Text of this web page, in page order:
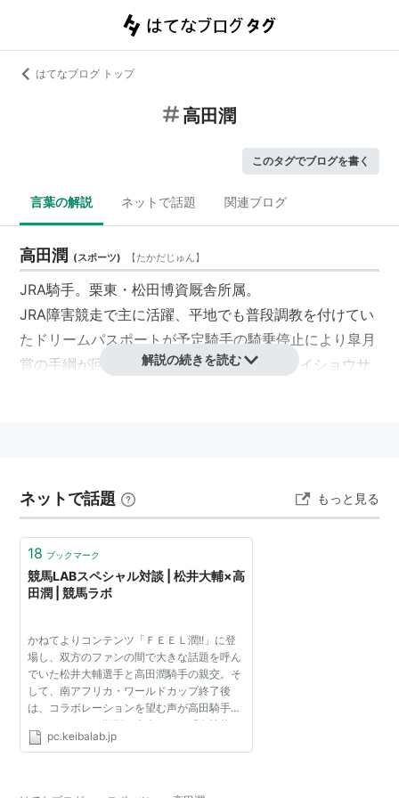
はてなブログ トップ
高田潤
このタグでブログを書く
言葉の解説 ネットで話題 関連ブログ
高田潤 (スポーツ) 【たかだじゅん】
JRA騎手。栗東・松田博資厩舎所属。
JRA障害競走で主に活躍、平地でも普段調教を付けてい
たドリームパスポートが予定騎手の騎乗停止により皐月
賞の手綱が回ってきて2着と好走、秋にはメイショウサ
解説の続きを読む
ネットで話題 もっと見る
18 ブックマーク
競馬LABスペシャル対談 | 松井大輔×高
田潤 | 競馬ラボ
かねてよりコンテンツ「ＦＥＥＬ潤!!」に登
場し、双方のファンの間で大きな話題を呼ん
でいた松井大輔選手と高田潤騎手の親交。そ
して、南アフリカ・ワールドカップ終了後
は、コラボレーションを望む声が高田騎手へ
のメッセージに殺到！当人いわく「友情枠の
乱用」によって超多忙な松井選手とスケジュ
pc.keibalab.jp